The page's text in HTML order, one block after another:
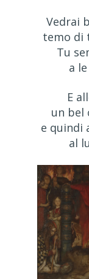
Vedrai
temo di
Tu
a
E
un bel
e quindi
al